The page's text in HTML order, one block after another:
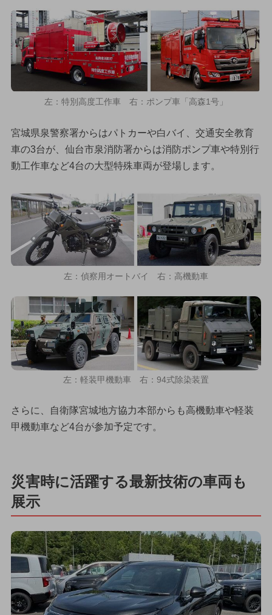
左：特別高度工作車 右：ポンプ車「高森1号」
宮城県泉警察署からはパトカーや白バイ、交通安全教育
車の3台が、仙台市泉消防署からは消防ポンプ車や特別行
動工作車など4台の大型特殊車両が登場します。
左：偵察用オートバイ 右：高機動車
左：軽装甲機動車 右：94式除染装置
さらに、自衛隊宮城地方協力本部からも高機動車や軽装
甲機動車など4台が参加予定です。
災害時に活躍する最新技術の車両も
展示